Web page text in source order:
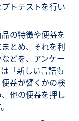
トテストを行い
の特徴や便益を
とめ、それを利
どを、アンケー
「新しい言語も
益が響くかの検
他の便益を押し